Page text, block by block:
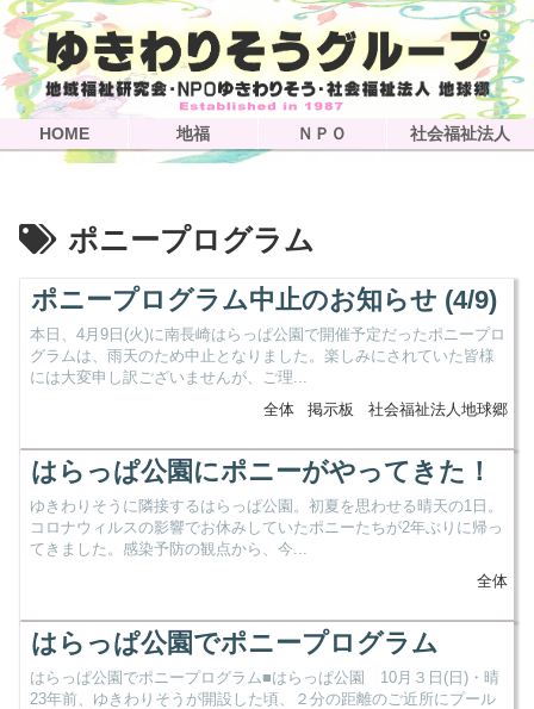
HOME 地福 ＮＰＯ 社会福祉法人
ポニープログラム
ポニープログラム中止のお知らせ (4/9)
本日、4月9日(火)に南長崎はらっぱ公園で開催予定だったポニープロ
グラムは、雨天のため中止となりました。楽しみにされていた皆様
には大変申し訳ございませんが、ご理...
全体
掲示板 社会福祉法人地球郷
はらっぱ公園にポニーがやってきた！
ゆきわりそうに隣接するはらっぱ公園。初夏を思わせる晴天の1日。
コロナウィルスの影響でお休みしていたポニーたちが2年ぶりに帰っ
てきました。感染予防の観点から、今...
全体
はらっぱ公園でポニープログラム
はらっぱ公園でポニープログラム■はらっぱ公園 10月３日(日)・晴
23年前、ゆきわりそうが開設した頃、２分の距離のご近所にプール